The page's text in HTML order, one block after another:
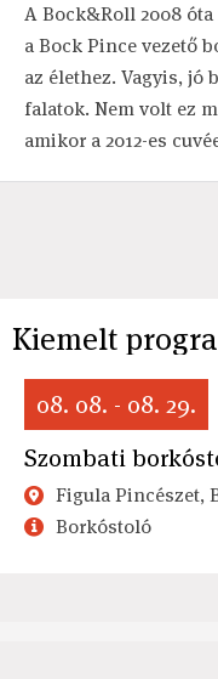
A Bock&Roll 2008
a Bock Pince vezető
az élethez. Vagyis, jó
falatok. Nem volt ez
amikor a 2012-es
Kiemelt
08. 08. - 08. 29.
Szombati
Figula Pincészet,
Borkóstoló